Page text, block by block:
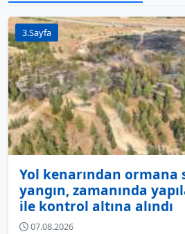
3.Sayfa
Yol kenarından ormana
yangın, zamanında
ile kontrol altına alındı
07.08.2026